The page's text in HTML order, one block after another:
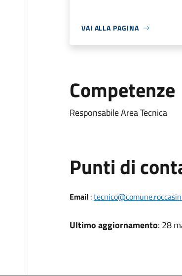
VAI ALLA PAGINA
Competenze
Responsabile Area Tecnica
Punti di
Email:
Ultimo aggiornamento: 28